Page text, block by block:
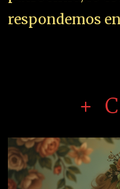
respondemos
+